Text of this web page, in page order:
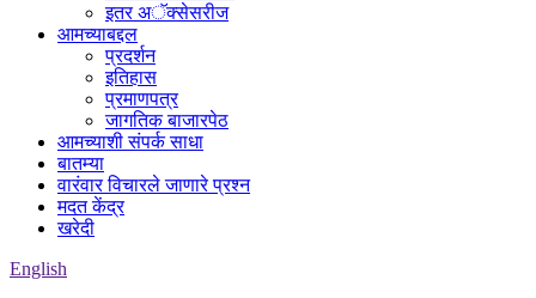
इतर अॅक्सेसरीज
आमच्याबद्दल
प्रदर्शन
इतिहास
प्रमाणपत्र
जागतिक बाजारपेठ
आमच्याशी संपर्क साधा
बातम्या
वारंवार विचारले जाणारे प्रश्न
मदत केंद्र
खरेदी
English